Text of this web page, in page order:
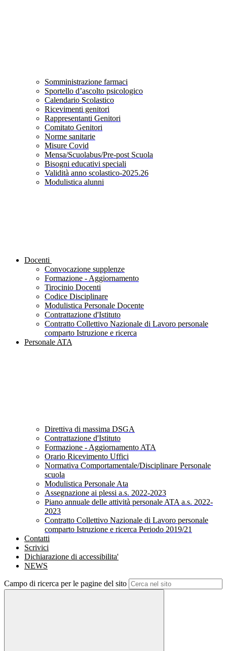
Somministrazione farmaci
Sportello d’ascolto psicologico
Calendario Scolastico
Ricevimenti genitori
Rappresentanti Genitori
Comitato Genitori
Norme sanitarie
Misure Covid
Mensa/Scuolabus/Pre-post Scuola
Bisogni educativi speciali
Validità anno scolastico-2025.26
Modulistica alunni
Docenti
Convocazione supplenze
Formazione - Aggiornamento
Tirocinio Docenti
Codice Disciplinare
Modulistica Personale Docente
Contrattazione d'Istituto
Contratto Collettivo Nazionale di Lavoro personale
comparto Istruzione e ricerca
Personale ATA
Direttiva di massima DSGA
Contrattazione d'Istituto
Formazione - Aggiornamento ATA
Orario Ricevimento Uffici
Normativa Comportamentale/Disciplinare Personale
scuola
Modulistica Personale Ata
Assegnazione ai plessi a.s. 2022-2023
Piano annuale delle attività personale ATA a.s. 2022-
2023
Contratto Collettivo Nazionale di Lavoro personale
comparto Istruzione e ricerca Periodo 2019/21
Contatti
Scrivici
Dichiarazione di accessibilita'
NEWS
Campo di ricerca per le pagine del sito